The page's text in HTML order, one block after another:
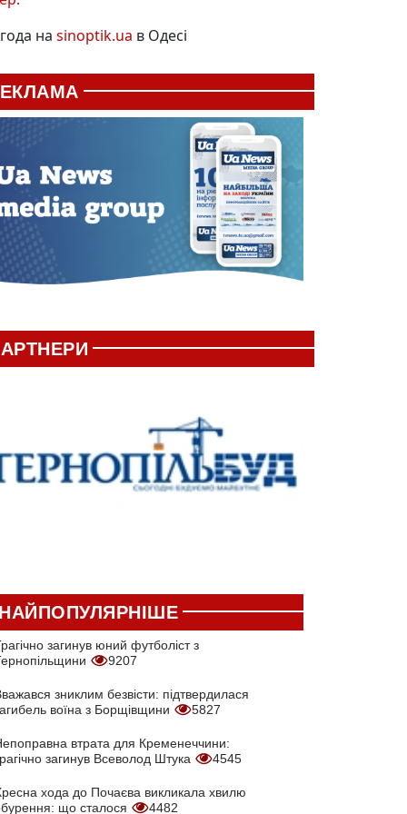
на sinoptik.ua в Одесі
загинув юний футболіст з
9207
зниклим безвісти: підтвердилася
воїна з Борщівщини
5827
втрата для Кременеччини:
загинув Всеволод Штука
4545
хода до Почаєва викликала хвилю
що сталося
4482